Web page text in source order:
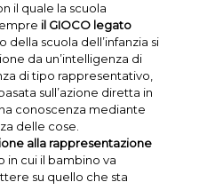
il quale la scuola
il GIOCO legato
della scuola dell’infanzia si
da un’intelligenza di
di tipo rappresentativo,
sull’azione diretta in
conoscenza mediante
delle cose.
alla rappresentazione
cui il bambino va
su quello che sta